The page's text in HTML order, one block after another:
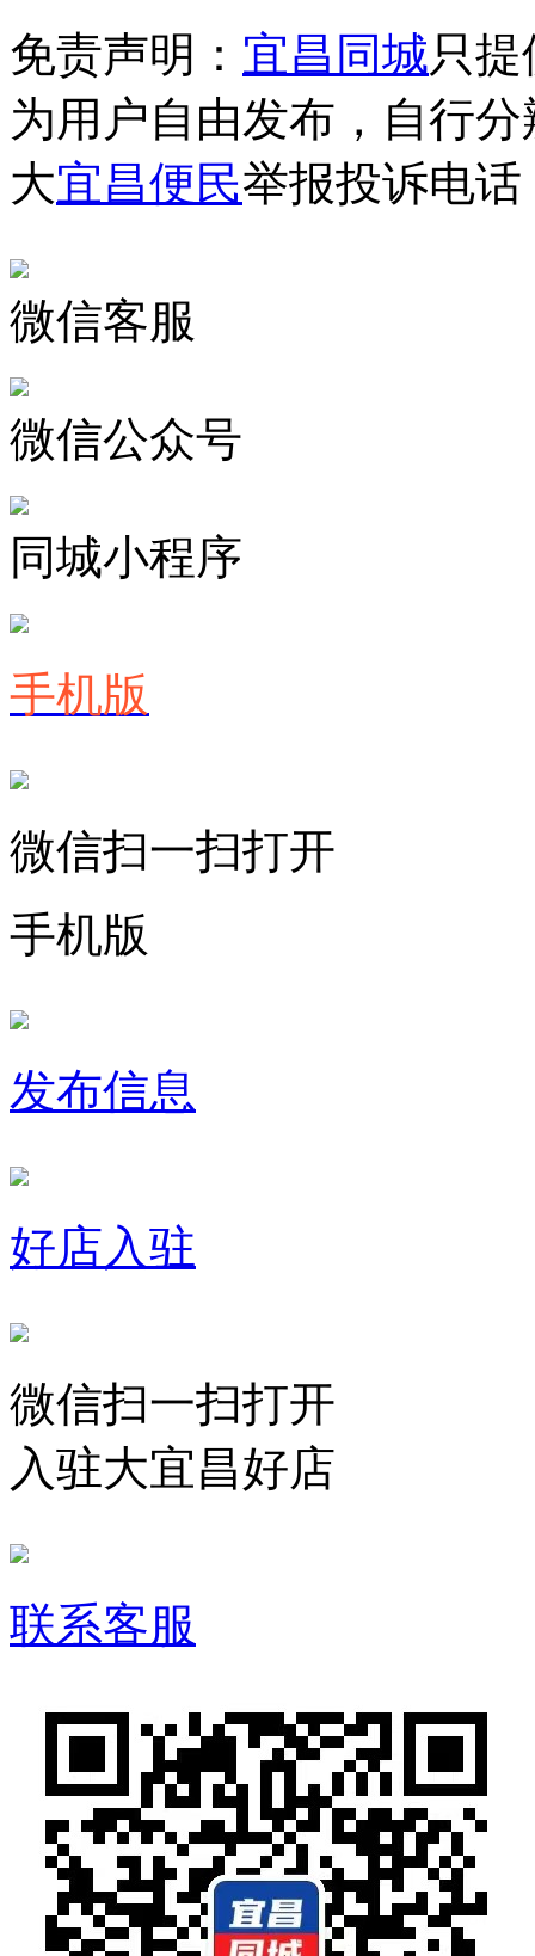
免责声明： 宜昌同城只
为用户自由发布，自行
大宜昌便民举报投诉电话
微信客服
微信公众号
同城小程序
手机版
微信扫一扫打开
手机版
发布信息
好店入驻
微信扫一扫打开
入驻大宜昌好店
联系客服